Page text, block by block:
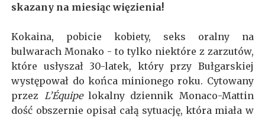
skazany na miesiąc więzienia!
Kokaina, pobicie kobiety, seks oralny na
bulwarach Monako - to tylko niektóre z zarzutów,
które usłyszał 30-latek, który przy Bułgarskiej
występował do końca minionego roku. Cytowany
przez L’Équipelokalny dziennik Monaco-Mattin
dość obszernie opisał całą sytuację, która miała w